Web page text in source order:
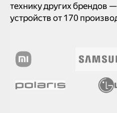
технику других брендов
устройств от 170